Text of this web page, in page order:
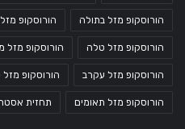
הורוסקופ מזל בתולה הורוסקופ
הורוסקופ מזל טלה הורוסקופ מזל
הורוסקופ מזל עקרב הורוסקופ
הורוסקופ מזל תאומים תחזית